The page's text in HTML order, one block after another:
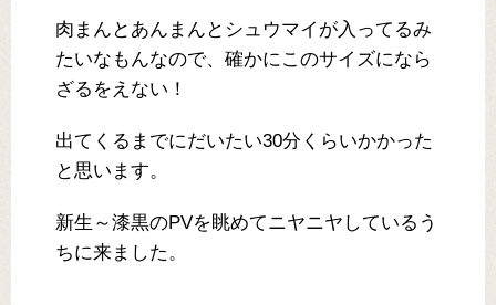
肉まんとあんまんとシュウマイが入ってるみ
たいなもんなので、確かにこのサイズになら
ざるをえない！
出てくるまでにだいたい30分くらいかかった
と思います。
新生～漆黒のPVを眺めてニヤニヤしているう
ちに来ました。